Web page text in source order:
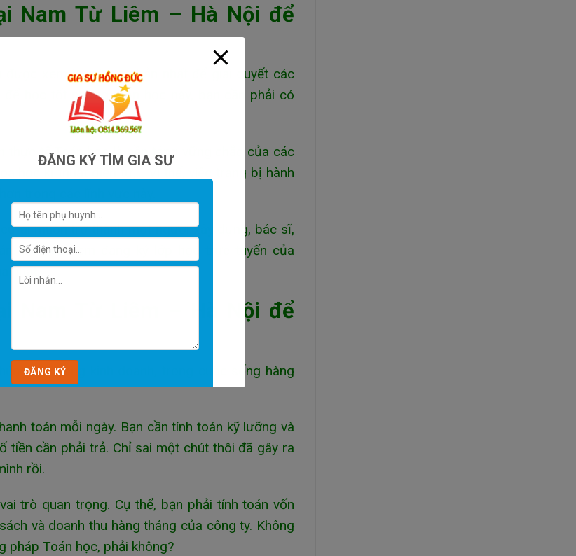
Nam Từ Liêm – Hà Nội để
xem là môn cơ bản nhất để giải quyết các
học tốt những môn học này, bạn cần phải có
thực tế,Toán học là nền tảng vững chắc của các
học kĩ thuật điện tử,… Vì thế, việc trang bị hành
trong các lĩnh vực này.
ai muốn trở thành một người xây dựng, bác sĩ,
Nếu các em đăng ký lớp học trực tuyến của
nhất.
Nam Từ Liêm – Hà Nội để
ta. Trong kinh doanh, trong cuộc sống hàng
toán mỗi ngày. Bạn cần tính toán kỹ lưỡng và
cần phải trả. Chỉ sai một chút thôi đã gây ra
rồi.
trò quan trọng. Cụ thể, bạn phải tính toán vốn
và doanh thu hàng tháng của công ty. Không
pháp Toán học, phải không?
ĐĂNG KÝ TÌM GIA SƯ